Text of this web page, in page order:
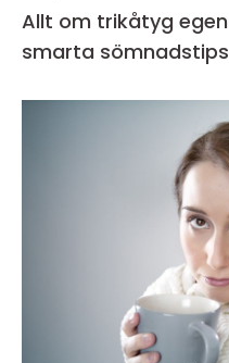
Allt om trikåtyg egenskaper, användning och
smarta sömnadstips